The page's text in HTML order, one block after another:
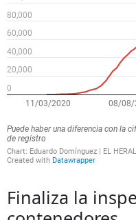
Finaliza la